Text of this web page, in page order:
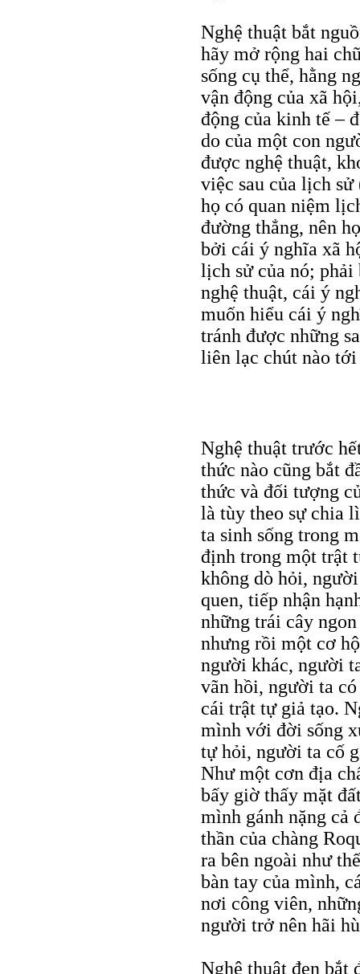
Nghệ thuật bắt
hãy mở rộng hai
sống cụ thể, hằng
vận động của xã
động của kinh tế –
do của một con
được nghệ thuật,
việc sau của lịch
họ có quan niệm
đường thẳng, nên
bởi cái ý nghĩa xã
lịch sử của nó; phải
nghệ thuật, cái ý
muốn hiểu cái ý
tránh được những
liên lạc chút nào tới
Nghệ thuật trước
thức nào cũng bắt
thức và đối tượng
là tùy theo sự chia
ta sinh sống trong
định trong một trật
không dò hỏi,
quen, tiếp nhận
những trái cây
nhưng rồi một cơ
người khác, người
vãn hồi, người ta
cái trật tự giả tạo.
mình với đời sống
tự hỏi, người ta cố
Như một cơn địa
bấy giờ thấy mặt
mình gánh nặng cả
thần của chàng
ra bên ngoài như
bàn tay của mình,
nơi công viên,
người trở nên hãi
Nghệ thuật đen bắt